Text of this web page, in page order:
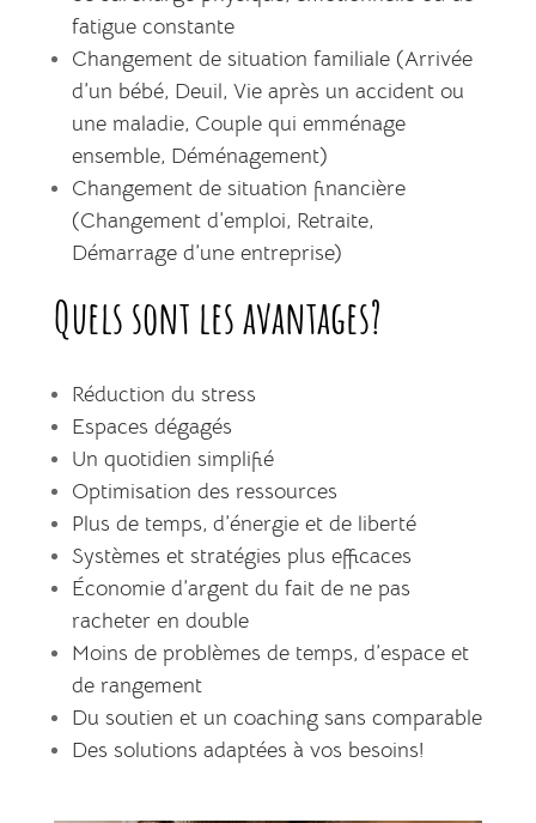
fatigue constante
Changement de situation familiale (Arrivée
d’un bébé, Deuil, Vie après un accident ou
une maladie, Couple qui emménage
ensemble, Déménagement)
Changement de situation financière
(Changement d’emploi, Retraite,
Démarrage d’une entreprise)
Quels sont les avantages?
Réduction du stress
Espaces dégagés
Un quotidien simplifié
Optimisation des ressources
Plus de temps, d’énergie et de liberté
Systèmes et stratégies plus efficaces
Économie d’argent du fait de ne pas
racheter en double
Moins de problèmes de temps, d’espace et
de rangement
Du soutien et un coaching sans comparable
Des solutions adaptées à vos besoins!